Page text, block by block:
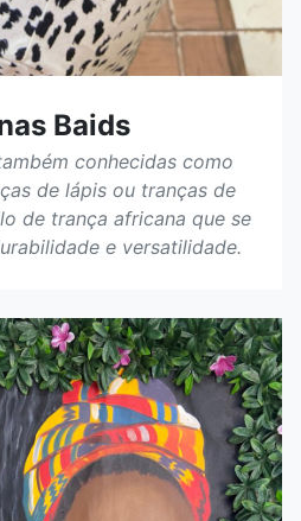
Baids
conhecidas como
de lápis ou tranças de
de trança africana que se
e versatilidade.